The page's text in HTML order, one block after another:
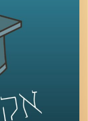
שמצליח להתחמק. זו
שעוטפות את התאים
ביולוגית. כשהתעודה
זה יכול להופיע גם
נפוצה וכואבת
אבחנה. והשאלה
האלה על פני התא
לאבחון מוקדם יותר
היום בפרק אנחנו
התרגומית, ונשאל איך